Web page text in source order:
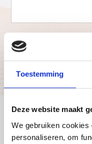
Toestemming
Deze website maakt
We gebruiken
personaliseren, om